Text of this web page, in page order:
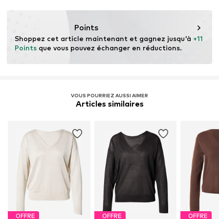
Ce produit contient des matériaux cellulosiques fabriqués
sur la réduction de la consommation d'eau, de produits
chimiques et d'énergie dans la production de fibres.
Points
Shoppez cet article maintenant et gagnez jusqu'à +11
Points que vous pouvez échanger en réductions.
VOUS POURRIEZ AUSSI AIMER
Articles similaires
OFFRE OFFRE OFFRE